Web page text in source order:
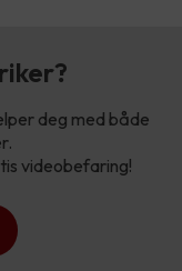
deg med både
videobefaring!